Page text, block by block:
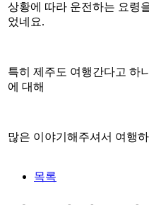
상황에 따라 운전하는 요령
었네요.
특히 제주도 여행간다고 하
에 대해
많은 이야기해주셔서 여행
목록